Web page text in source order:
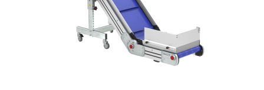
modulare PP superficie blue
profili di trasporto in PP